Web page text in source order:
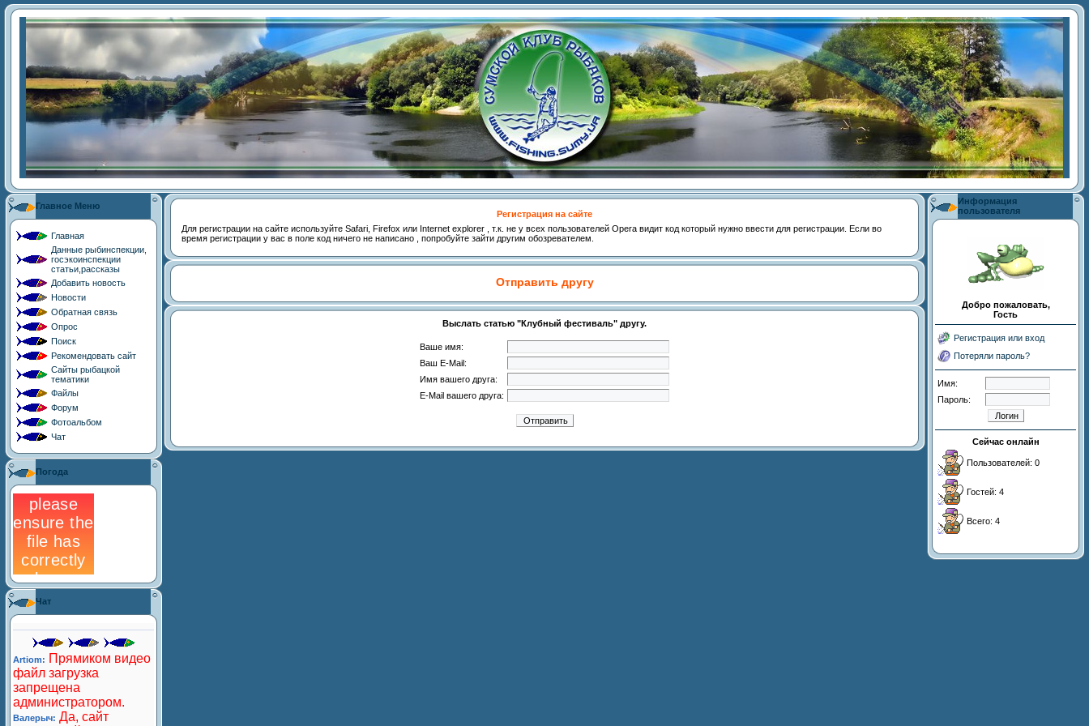
Главное Меню
Главная
Данные рыбинспекции,
госэкоинспекции
статьи,рассказы
Добавить новость
Новости
Обратная связь
Опрос
Поиск
Рекомендовать сайт
Сайты рыбацкой
тематики
Файлы
Форум
Фотоальбом
Чат
Погода
Чат
Регистрация на сайте
Для регистрации на сайте используйте Safari, Firefox или Internet explorer , т.к. не у всех пользователей Opera видит код который нужно ввести для регистрации. Если во
время регистрации у вас в поле код ничего не написано , попробуйте зайти другим обозревателем.
Отправить другу
Выслать статью "Клубный фестиваль" другу.
Ваше имя:
Ваш E-Mail:
Имя вашего друга:
E-Mail вашего друга:
Информация
пользователя
Добро пожаловать,
Гость
Регистрация или вход
Потеряли пароль?
Имя:
Пароль:
Сейчас онлайн
Пользователей: 0
Гостей: 4
Всего: 4